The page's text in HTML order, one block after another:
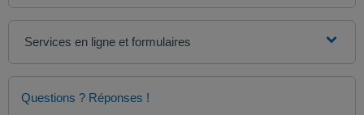
Services en ligne et formulaires
Questions ? Réponses !